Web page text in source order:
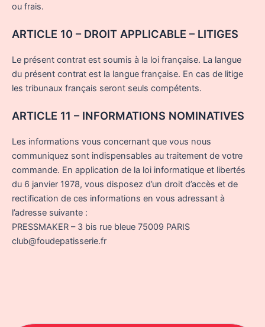
ou frais.
ARTICLE 10 – DROIT APPLICABLE – LITIGES
Le présent contrat est soumis à la loi française. La langue
du présent contrat est la langue française. En cas de litige
les tribunaux français seront seuls compétents.
ARTICLE 11 – INFORMATIONS NOMINATIVES
Les informations vous concernant que vous nous
communiquez sont indispensables au traitement de votre
commande. En application de la loi informatique et libertés
du 6 janvier 1978, vous disposez d’un droit d’accès et de
rectification de ces informations en vous adressant à
l’adresse suivante :
PRESSMAKER – 3 bis rue bleue 75009 PARIS
club@foudepatisserie.fr